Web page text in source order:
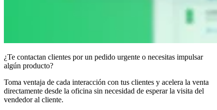
¿Te contactan clientes por un pedido urgente o necesitas impulsar
algún producto?
Toma ventaja de cada interacción con tus clientes y acelera la venta
directamente desde la oficina sin necesidad de esperar la visita del
vendedor al cliente.